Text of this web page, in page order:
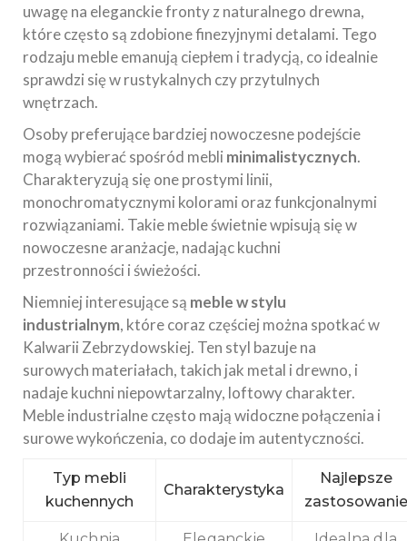
uwagę na eleganckie fronty z naturalnego drewna,
które często są zdobione finezyjnymi detalami. Tego
rodzaju meble emanują ciepłem i tradycją, co idealnie
sprawdzi się w rustykalnych czy przytulnych
wnętrzach.
Osoby preferujące bardziej nowoczesne podejście
mogą wybierać spośród mebli minimalistycznych.
Charakteryzują się one prostymi linii,
monochromatycznymi kolorami oraz funkcjonalnymi
rozwiązaniami. Takie meble świetnie wpisują się w
nowoczesne aranżacje, nadając kuchni
przestronności i świeżości.
Niemniej interesujące są meble w stylu
industrialnym, które coraz częściej można spotkać w
Kalwarii Zebrzydowskiej. Ten styl bazuje na
surowych materiałach, takich jak metal i drewno, i
nadaje kuchni niepowtarzalny, loftowy charakter.
Meble industrialne często mają widoczne połączenia i
surowe wykończenia, co dodaje im autentyczności.
Typ mebli
kuchennych
Charakterystyka
Najlepsze
zastosowanie